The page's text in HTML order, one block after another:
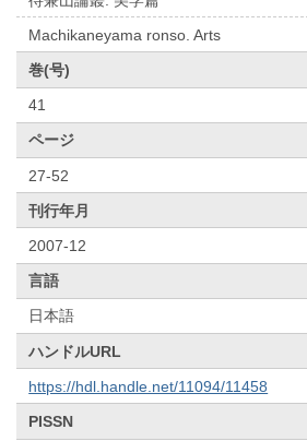
Machikaneyama ronso. Arts
巻(号)
41
ページ
27-52
刊行年月
2007-12
言語
日本語
ハンドルURL
https://hdl.handle.net/11094/11458
PISSN